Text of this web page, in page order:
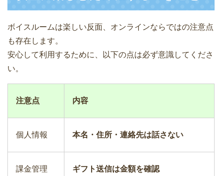
ボイスルームは楽しい反面、オンラインならではの注意点
も存在します。
安心して利用するために、以下の点は必ず意識してくださ
い。
注意点 内容
個人情報 本名・住所・連絡先は話さない
課金管理 ギフト送信は金額を確認